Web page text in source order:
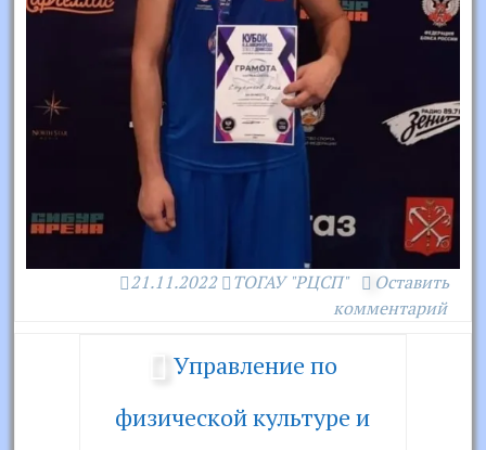
21.11.2022 ТОГАУ "РЦСП"
Оставить
комментарий
Управление по
физической культуре и